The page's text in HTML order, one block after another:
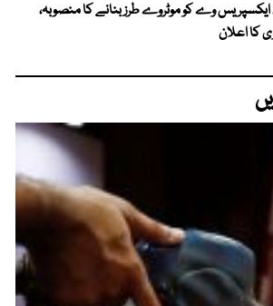
ایکسپریس وے کو موٹروے طرز بنانے کا منصوبہ،
کا اعلان